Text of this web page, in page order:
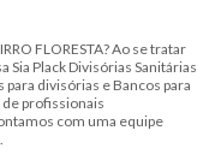
FLORESTA? Ao se tratar
Sia Plack Divisórias Sanitárias
divisórias e Bancos para
de profissionais
com uma equipe